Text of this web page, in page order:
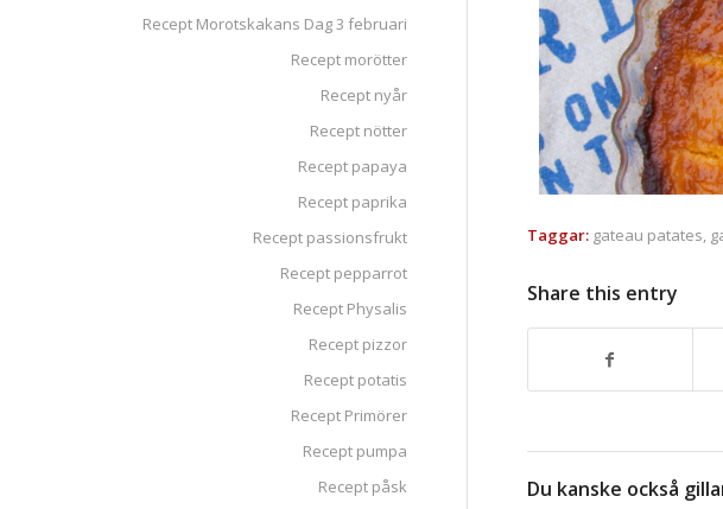
Taggar: gateau patates,
Share this entry
Du kanske också
Recept Morotskakans Dag 3 februari
Recept morötter
Recept nyår
Recept nötter
Recept papaya
Recept paprika
Recept passionsfrukt
Recept pepparrot
Recept Physalis
Recept pizzor
Recept potatis
Recept Primörer
Recept pumpa
Recept påsk